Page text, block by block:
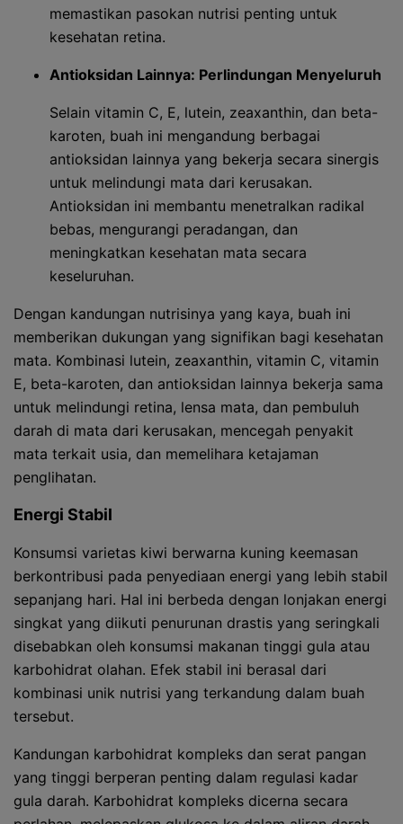
memastikan pasokan nutrisi penting untuk
kesehatan retina.
Antioksidan Lainnya: Perlindungan Menyeluruh
Selain vitamin C, E, lutein, zeaxanthin, dan beta-
karoten, buah ini mengandung berbagai
antioksidan lainnya yang bekerja secara sinergis
untuk melindungi mata dari kerusakan.
Antioksidan ini membantu menetralkan radikal
bebas, mengurangi peradangan, dan
meningkatkan kesehatan mata secara
keseluruhan.
Dengan kandungan nutrisinya yang kaya, buah ini
memberikan dukungan yang signifikan bagi kesehatan
mata. Kombinasi lutein, zeaxanthin, vitamin C, vitamin
E, beta-karoten, dan antioksidan lainnya bekerja sama
untuk melindungi retina, lensa mata, dan pembuluh
darah di mata dari kerusakan, mencegah penyakit
mata terkait usia, dan memelihara ketajaman
penglihatan.
Energi Stabil
Konsumsi varietas kiwi berwarna kuning keemasan
berkontribusi pada penyediaan energi yang lebih stabil
sepanjang hari. Hal ini berbeda dengan lonjakan energi
singkat yang diikuti penurunan drastis yang seringkali
disebabkan oleh konsumsi makanan tinggi gula atau
karbohidrat olahan. Efek stabil ini berasal dari
kombinasi unik nutrisi yang terkandung dalam buah
tersebut.
Kandungan karbohidrat kompleks dan serat pangan
yang tinggi berperan penting dalam regulasi kadar
gula darah. Karbohidrat kompleks dicerna secara